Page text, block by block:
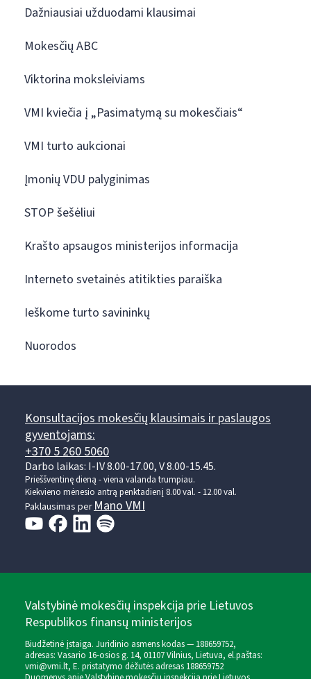
Dažniausiai užduodami klausimai
Mokesčių ABC
Viktorina moksleiviams
VMI kviečia į „Pasimatymą su mokesčiais“
VMI turto aukcionai
Įmonių VDU palyginimas
STOP šešėliui
Krašto apsaugos ministerijos informacija
Interneto svetainės atitikties paraiška
Ieškome turto savininkų
Nuorodos
Konsultacijos mokesčių klausimais ir paslaugos
gyventojams:
+370 5 260 5060
Darbo laikas: I-IV 8.00-17.00, V 8.00-15.45.
Prieššventinę dieną - viena valanda trumpiau.
Kiekvieno mėnesio antrą penktadienį 8.00 val. - 12.00 val.
Paklausimas perMano VMI
Valstybinė mokesčių inspekcija prie Lietuvos
Respublikos finansų ministerijos
Biudžetinė įstaiga. Juridinio asmens kodas — 188659752,
adresas: Vasario 16-osios g. 14, 01107 Vilnius, Lietuva, el.paštas:
vmi@vmi.lt, E. pristatymo dėžutės adresas 188659752